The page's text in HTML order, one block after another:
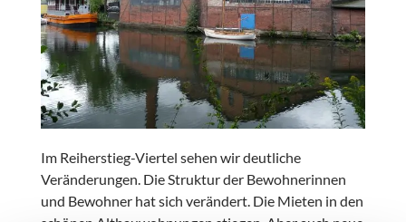
Im Reiherstieg-Viertel sehen wir deutliche
Veränderungen. Die Struktur der Bewohnerinnen
und Bewohner hat sich verändert. Die Mieten in den